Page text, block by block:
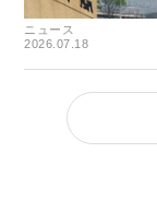
ニュース
2026.07.18